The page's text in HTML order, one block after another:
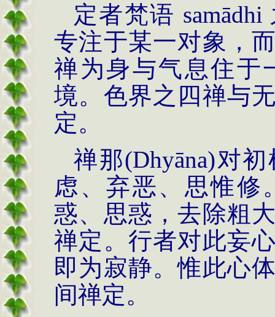
定者梵语
专注于某一对象，
禅为身与气息住于
境。色界之四禅与
定。
禅那(Dhyāna)对
虑、弃恶、思惟修
惑、思惑，去除粗
禅定。行者对此妄
即为寂静。惟此心
间禅定。